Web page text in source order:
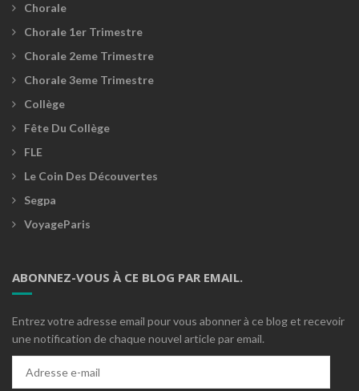
Chorale
Chorale 1er Trimestre
Chorale 2eme Trimestre
Chorale 3eme Trimestre
Collège
Fête Du Collège
FLE
Le Coin Des Découvertes
Segpa
VoyageParis
ABONNEZ-VOUS À CE BLOG PAR EMAIL.
Entrez votre adresse email pour vous abonner à ce blog et recevoir
une notification de chaque nouvel article par email.